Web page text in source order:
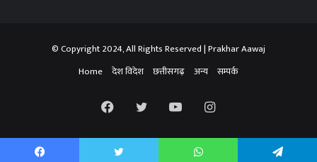
© Copyright 2024, All Rights Reserved | Prakhar Aawaj
Home देश विदेश छत्तीसगढ़ अन्य सम्पर्क
FacebookTwitterYouTubeInstagram